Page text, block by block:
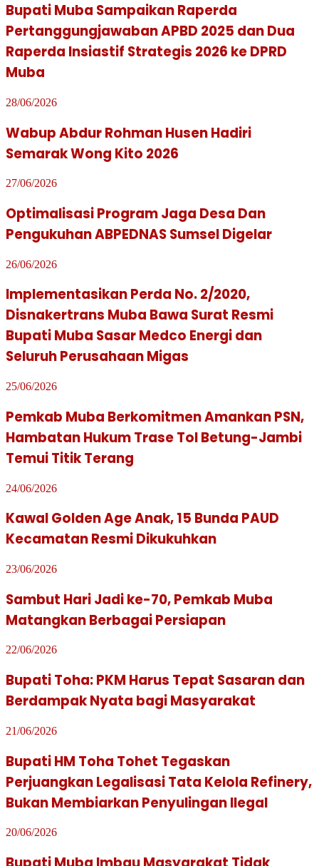
Bupati Muba Sampaikan Raperda
Pertanggungjawaban APBD 2025 dan Dua
Raperda Insiastif Strategis 2026 ke DPRD
Muba
28/06/2026
Wabup Abdur Rohman Husen Hadiri
Semarak Wong Kito 2026
27/06/2026
Optimalisasi Program Jaga Desa Dan
Pengukuhan ABPEDNAS Sumsel Digelar
26/06/2026
Implementasikan Perda No. 2/2020,
Disnakertrans Muba Bawa Surat Resmi
Bupati Muba Sasar Medco Energi dan
Seluruh Perusahaan Migas
25/06/2026
Pemkab Muba Berkomitmen Amankan PSN,
Hambatan Hukum Trase Tol Betung-Jambi
Temui Titik Terang
24/06/2026
Kawal Golden Age Anak, 15 Bunda PAUD
Kecamatan Resmi Dikukuhkan
23/06/2026
Sambut Hari Jadi ke-70, Pemkab Muba
Matangkan Berbagai Persiapan
22/06/2026
Bupati Toha: PKM Harus Tepat Sasaran dan
Berdampak Nyata bagi Masyarakat
21/06/2026
Bupati HM Toha Tohet Tegaskan
Perjuangkan Legalisasi Tata Kelola Refinery,
Bukan Membiarkan Penyulingan Ilegal
20/06/2026